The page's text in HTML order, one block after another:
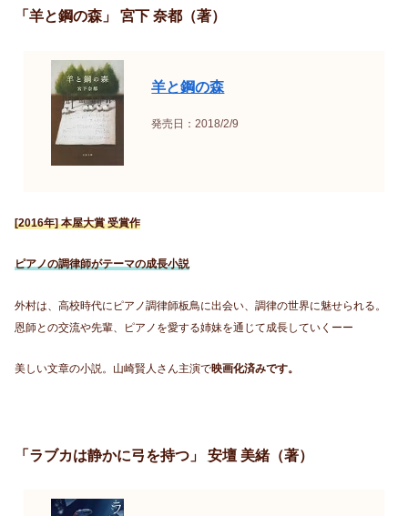
「羊と鋼の森」 宮下 奈都（著）
羊と鋼の森
発売日：2018/2/9
[2016年] 本屋大賞 受賞作
ピアノの調律師がテーマの成長小説
外村は、高校時代にピアノ調律師板鳥に出会い、調律の世界に魅せられる。
恩師との交流や先輩、ピアノを愛する姉妹を通じて成長していくーー
美しい文章の小説。山崎賢人さん主演で映画化済みです。
「ラブカは静かに弓を持つ」 安壇 美緒（著）